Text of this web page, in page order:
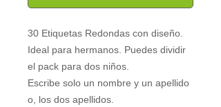
30 Etiquetas Redondas con diseño.
Ideal para hermanos. Puedes dividir
el pack para dos niños.
Escribe solo un nombre y un apellido
o, los dos apellidos.